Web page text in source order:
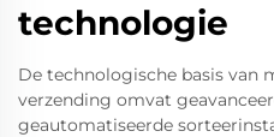
technologie
De technologische basis van
verzending omvat
geautomatiseerde